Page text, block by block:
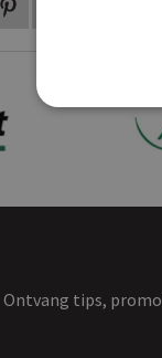
LinkedIn
Ontvang tips,